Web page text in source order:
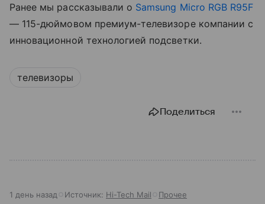
Ранее мы рассказывали о Samsung Micro RGB R95F
— 115-дюймовом премиум-телевизоре компании с
инновационной технологией подсветки.
телевизоры
Поделиться
1 день назад Источник: Hi-Tech Mail Прочее